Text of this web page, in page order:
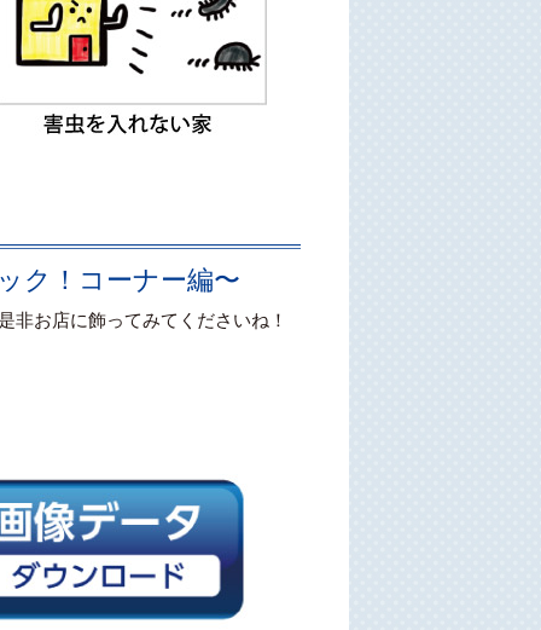
ク！コーナー編〜
非お店に飾ってみてくださいね！